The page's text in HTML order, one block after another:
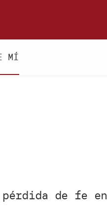
MÍ
pérdida de fe en